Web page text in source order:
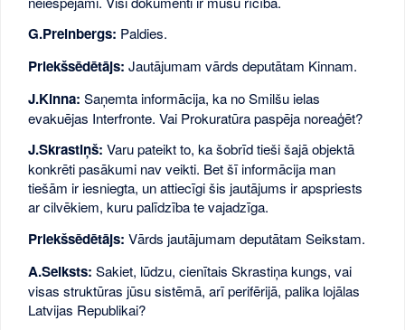
G.Preinbergs: Paldies.
Priekšsēdētājs: Jautājumam vārds deputātam Kinnam.
J.Kinna: Saņemta informācija, ka no Smilšu ielas
evakuējas Interfronte. Vai Prokuratūra paspēja noreaģēt?
J.Skrastiņš: Varu pateikt to, ka šobrīd tieši šajā objektā
konkrēti pasākumi nav veikti. Bet šī informācija man
tiešām ir iesniegta, un attiecīgi šis jautājums ir apspriests
ar cilvēkiem, kuru palīdzība te vajadzīga.
Priekšsēdētājs: Vārds jautājumam deputātam Seikstam.
A.Seiksts: Sakiet, lūdzu, cienītais Skrastiņa kungs, vai
visas struktūras jūsu sistēmā, arī perifērijā, palika lojālas
Latvijas Republikai?